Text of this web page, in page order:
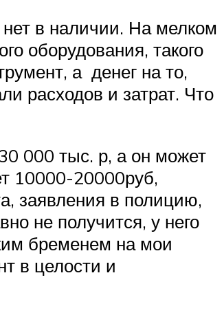
в наличии. На мелком
оборудования, такого
а денег на то,
расходов и затрат. Что
000 тыс. р, а он может
10000-20000руб,
заявления в полицию,
не получится, у него
бременем на мои
в целости и